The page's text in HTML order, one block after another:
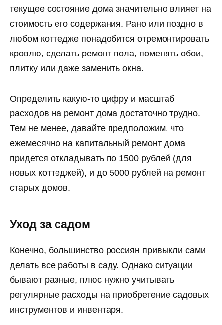
текущее состояние дома значительно влияет на
стоимость его содержания. Рано или поздно в
любом коттедже понадобится отремонтировать
кровлю, сделать ремонт пола, поменять обои,
плитку или даже заменить окна.
Определить какую-то цифру и масштаб
расходов на ремонт дома достаточно трудно.
Тем не менее, давайте предположим, что
ежемесячно на капитальный ремонт дома
придется откладывать по 1500 рублей (для
новых коттеджей), и до 5000 рублей на ремонт
старых домов.
Уход за садом
Конечно, большинство россиян привыкли сами
делать все работы в саду. Однако ситуации
бывают разные, плюс нужно учитывать
регулярные расходы на приобретение садовых
инструментов и инвентаря.